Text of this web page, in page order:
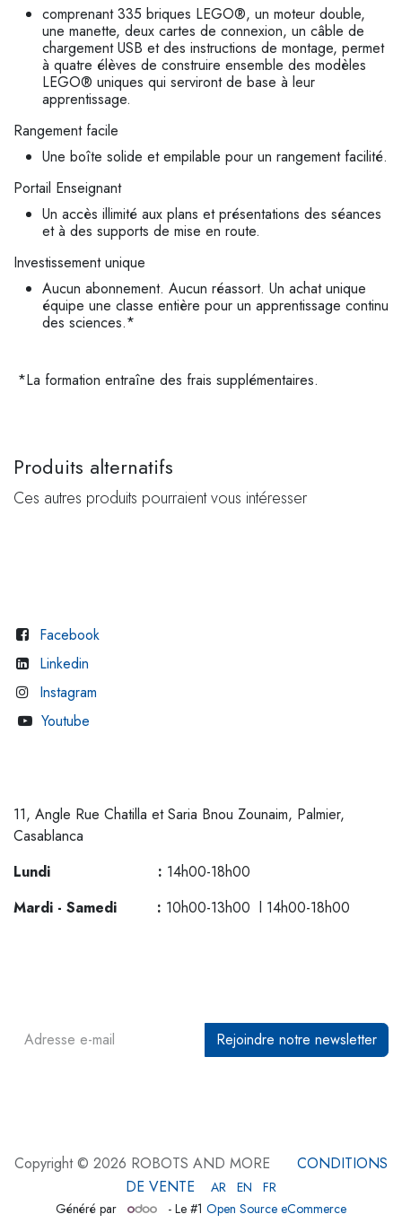
comprenant 335 briques LEGO®, un moteur double,
une manette, deux cartes de connexion, un câble de
chargement USB et des instructions de montage, permet
à quatre élèves de construire ensemble des modèles
LEGO® uniques qui serviront de base à leur
apprentissage.
Rangement facile
Une boîte solide et empilable pour un rangement facilité.
Portail Enseignant
Un accès illimité aux plans et présentations des séances
et à des supports de mise en route.
Investissement unique
Aucun abonnement. Aucun réassort. Un achat unique
équipe une classe entière pour un apprentissage continu
des sciences.*
*La formation entraîne des frais supplémentaires.
Produits alternatifs
Ces autres produits pourraient vous intéresser
Facebook
Linkedin
Instagram
Youtube
11, Angle Rue Chatilla et Saria Bnou Zounaim, Palmier,
Casablanca
Lundi : 14h00-18h00
Mardi - Samedi : 10h00-13h00 l 14h00-18h00
Rejoindre notre newsletter
Copyright © 2026 ROBOTS AND MORE CONDITIONS
DE VENTE
AR EN
FR
Généré par
- Le #1 Open Source eCommerce